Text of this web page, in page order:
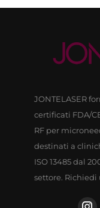
JONTELASER
certificati FDA/
RF per
destinati a
ISO 13485 dal
settore. Richiedi